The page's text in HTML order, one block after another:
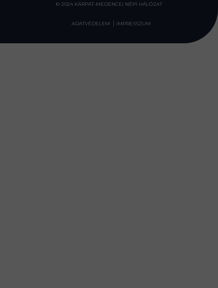
© 2024 KÁRPÁT-MEDENCEI NÉPI HÁLÓZAT
ADATVÉDELEM IMPRESSZUM